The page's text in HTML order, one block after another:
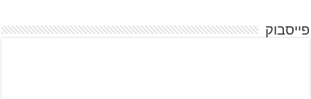
פייסבוק